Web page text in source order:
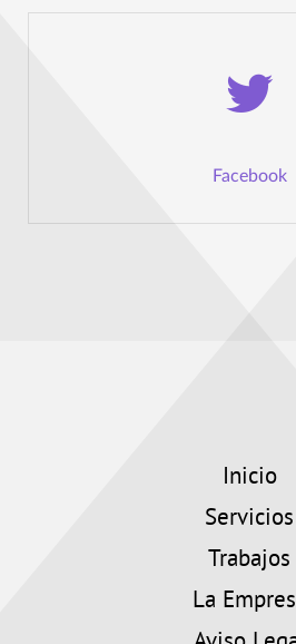
Facebook
Inicio
Servicios
Trabajos
La